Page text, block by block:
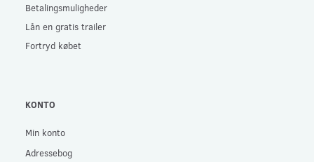
Betalingsmuligheder
Lån en gratis trailer
Fortryd købet
KONTO
Min konto
Adressebog